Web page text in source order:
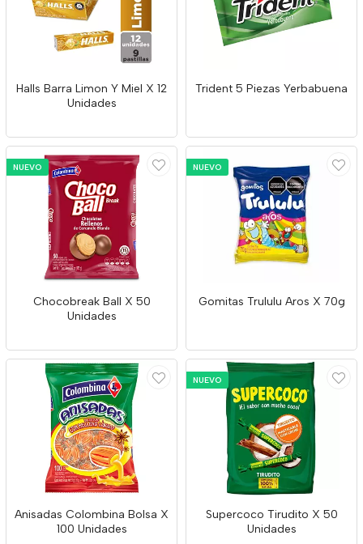
Halls Barra Limon Y Miel X 12
Unidades
Trident 5 Piezas Yerbabuena
NUEVO
Chocobreak Ball X 50
Unidades
NUEVO
Gomitas Trululu Aros X 70g
Anisadas Colombina Bolsa X
100 Unidades
NUEVO
Supercoco Tirudito X 50
Unidades